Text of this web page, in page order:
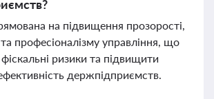
на підвищення прозорості,
та професіоналізму управління, що
ризики та підвищити
держпідприємств.